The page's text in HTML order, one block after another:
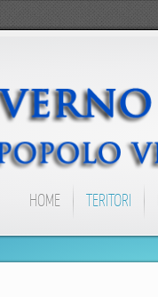
HOME TERITORI